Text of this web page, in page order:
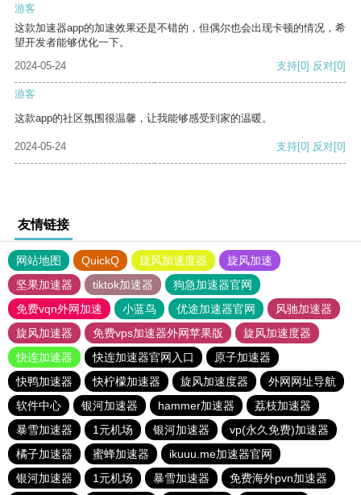
游客
这款加速器app的加速效果还是不错的，但偶尔也会出现卡顿的情况，希
望开发者能够优化一下。
2024-05-24
支持[0] 反对[0]
游客
这款app的社区氛围很温馨，让我能够感受到家的温暖。
2024-05-24 支持[0] 反对[0]
友情链接
网站地图 QuickQ 旋风加速度器
旋风加速
坚果加速器
tiktok加速器
狗急加速器官网
免费vqn外网加速
小蓝鸟 优途加速器官网
风驰加速器
旋风加速器
免费vps加速器外网苹果版
旋风加速度器
快连加速器
快连加速器官网入口
原子加速器
快鸭加速器
快柠檬加速器 旋风加速度器
外网网址导航
软件中心
银河加速器 hammer加速器
荔枝加速器
暴雪加速器
1元机场 银河加速器
vp(永久免费)加速器
橘子加速器
蜜蜂加速器
ikuuu.me加速器官网
银河加速器
1元机场 暴雪加速器 免费海外pvn加速器